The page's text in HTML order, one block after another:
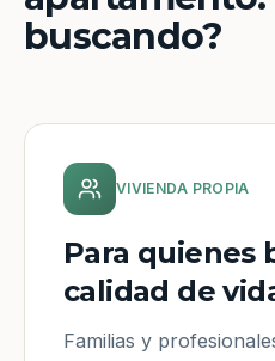
buscando?
VIVIENDA PROPIA
Para quienes
calidad de
Familias y